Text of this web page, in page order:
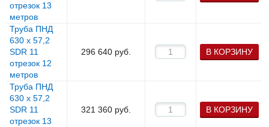
отрезок 13
метров
Труба ПНД
630 х 57,2
SDR 11
отрезок 12
метров
296 640 руб. В КОРЗИНУ
Труба ПНД
630 х 57,2
SDR 11
отрезок 13
321 360 руб. В КОРЗИНУ